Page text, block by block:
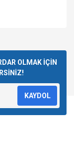
OLMAK İÇİN
KAYDOL